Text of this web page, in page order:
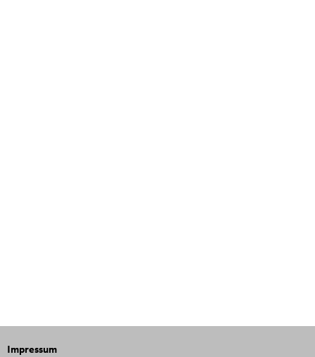
Impressum